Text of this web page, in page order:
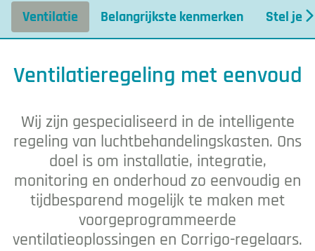
Ventilatie Belangrijkste kenmerken Stel je
Ventilatieregeling met eenvoud
Wij zijn gespecialiseerd in de intelligente
regeling van luchtbehandelingskasten. Ons
doel is om installatie, integratie,
monitoring en onderhoud zo eenvoudig en
tijdbesparend mogelijk te maken met
voorgeprogrammeerde
ventilatieoplossingen en Corrigo-regelaars.